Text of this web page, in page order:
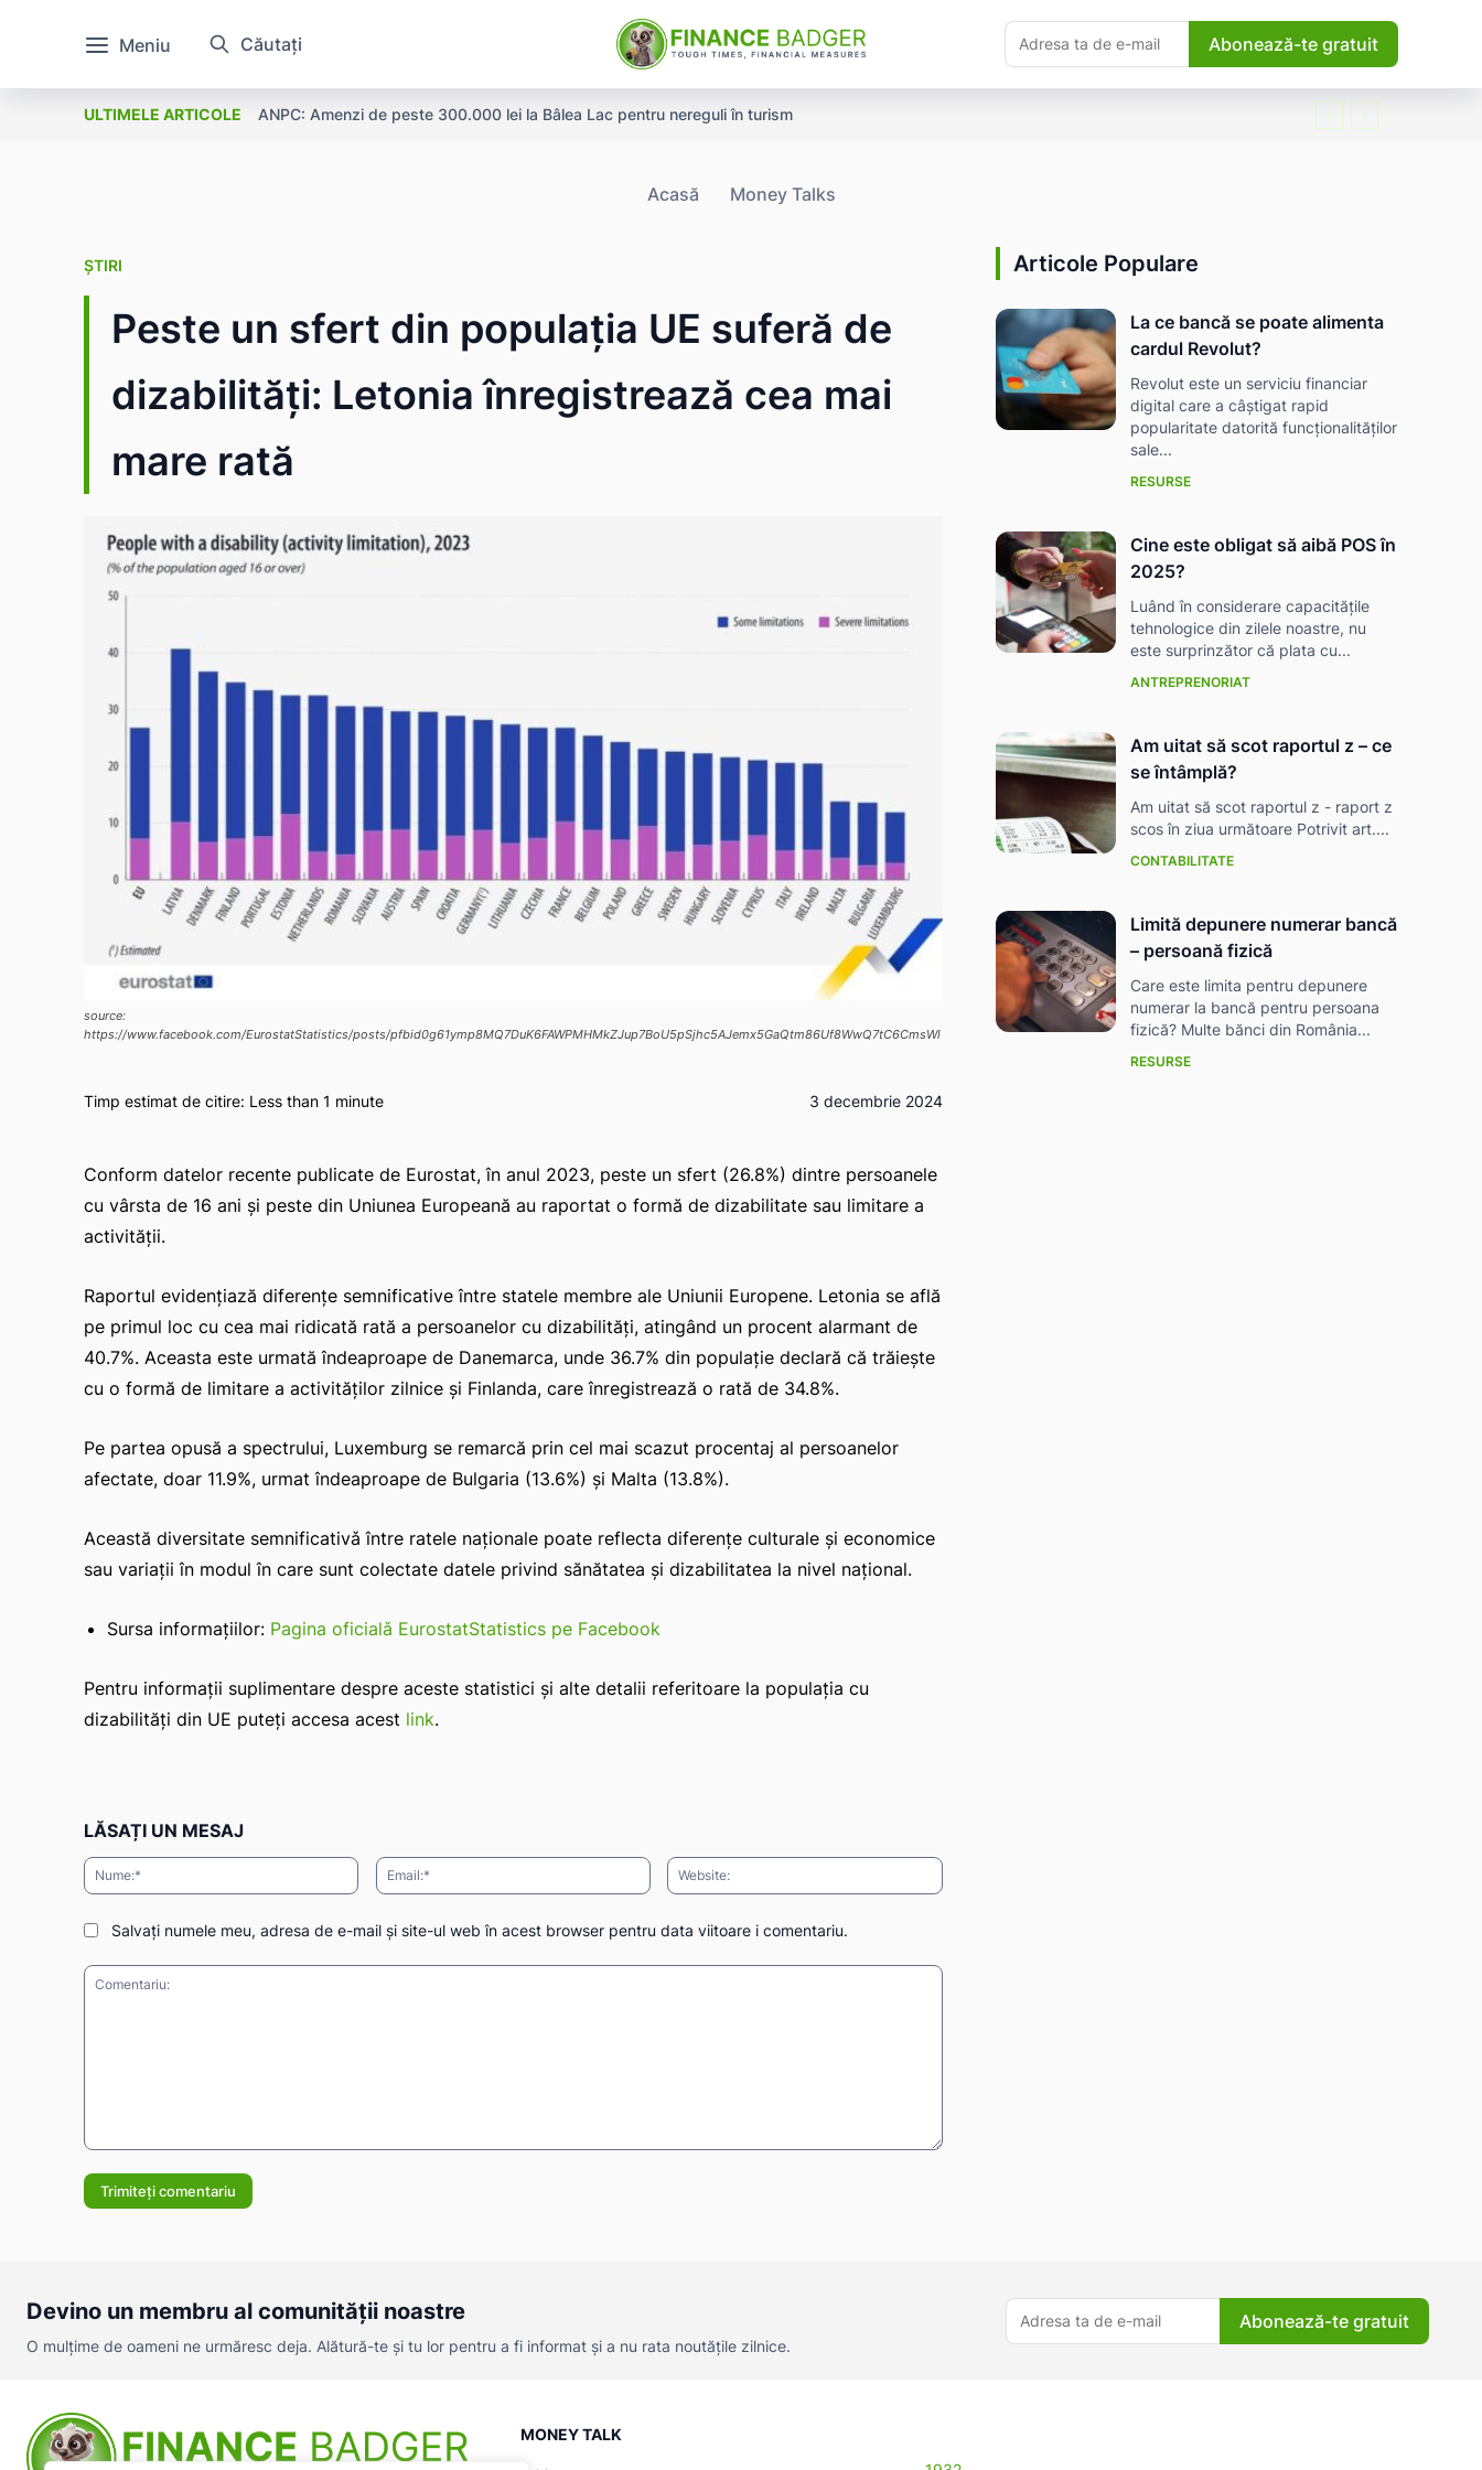
Meniu Căutați Abonează-te gratuit
ULTIMELE ARTICOLE ANPC: Amenzi de peste 300.000 lei la Bâlea Lac pentru nereguli în turism
Acasă Money Talks
ȘTIRI
Peste un sfert din populația UE suferă de
dizabilități: Letonia înregistrează cea mai
mare rată
source:
https://www.facebook.com/EurostatStatistics/posts/pfbid0g61ymp8MQ7DuK6FAWPMHMkZJup7BoU5pSjhc5AJemx5GaQtm86Uf8WwQ7tC6CmsWl
Timp estimat de citire: Less than 1 minute 3 decembrie 2024
Conform datelor recente publicate de Eurostat, în anul 2023, peste un sfert (26.8%) dintre persoanele
cu vârsta de 16 ani și peste din Uniunea Europeană au raportat o formă de dizabilitate sau limitare a
activității.
Raportul evidențiază diferențe semnificative între statele membre ale Uniunii Europene. Letonia se află
pe primul loc cu cea mai ridicată rată a persoanelor cu dizabilități, atingând un procent alarmant de
40.7%. Aceasta este urmată îndeaproape de Danemarca, unde 36.7% din populație declară că trăiește
cu o formă de limitare a activităților zilnice și Finlanda, care înregistrează o rată de 34.8%.
Pe partea opusă a spectrului, Luxemburg se remarcă prin cel mai scazut procentaj al persoanelor
afectate, doar 11.9%, urmat îndeaproape de Bulgaria (13.6%) și Malta (13.8%).
Această diversitate semnificativǎ între ratele naționale poate reflecta diferențe culturale și economice
sau variații în modul în care sunt colectate datele privind sănătatea și dizabilitatea la nivel național.
Sursa informațiilor: Pagina oficialǎ EurostatStatistics pe Facebook
Pentru informații suplimentare despre aceste statistici și alte detalii referitoare la populația cu
dizabilități din UE puteți accesa acest link.
LĂSAȚI UN MESAJ
Nume:* Email:* Website:
Salvați numele meu, adresa de e-mail și site-ul web în acest browser pentru data viitoare i comentariu.
Articole Populare
La ce bancă se poate alimenta
cardul Revolut?
Revolut este un serviciu financiar
digital care a câștigat rapid
popularitate datorită funcționalităților
sale...
RESURSE
Cine este obligat să aibă POS în
2025?
Luând în considerare capacitățile
tehnologice din zilele noastre, nu
este surprinzător că plata cu...
ANTREPRENORIAT
Am uitat să scot raportul z – ce
se întâmplă?
Am uitat să scot raportul z - raport z
scos în ziua următoare Potrivit art....
CONTABILITATE
Limită depunere numerar bancă
– persoană fizică
Care este limita pentru depunere
numerar la bancă pentru persoana
fizică? Multe bănci din România...
RESURSE
Devino un membru al comunității noastre
O mulțime de oameni ne urmăresc deja. Alătură-te și tu lor pentru a fi informat și a nu rata noutățile zilnice.
Abonează-te gratuit
MONEY TALK